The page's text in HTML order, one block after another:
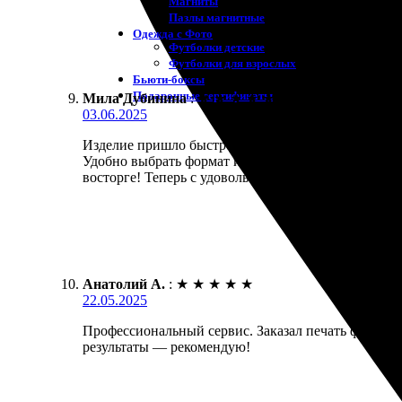
Пазлы магнитные
Одежда с Фото
Футболки детские
Футболки для взрослых
Бьюти-боксы
Подарочные сертификаты
Мила Дубинина : ★ ★ ★ ★ ★
03.06.2025
Изделие пришло быстро и отлично оформлено.
Удобно выбрать формат и загрузить изображения.
восторге! Теперь с удовольствием рекомендую
Анатолий А. : ★ ★ ★ ★ ★
22.05.2025
Профессиональный сервис. Заказал печать фото
результаты — рекомендую!